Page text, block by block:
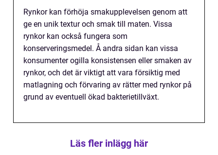
Rynkor kan förhöja smakupplevelsen genom att
ge en unik textur och smak till maten. Vissa
rynkor kan också fungera som
konserveringsmedel. Å andra sidan kan vissa
konsumenter ogilla konsistensen eller smaken av
rynkor, och det är viktigt att vara försiktig med
matlagning och förvaring av rätter med rynkor på
grund av eventuell ökad bakterietillväxt.
Läs fler inlägg här